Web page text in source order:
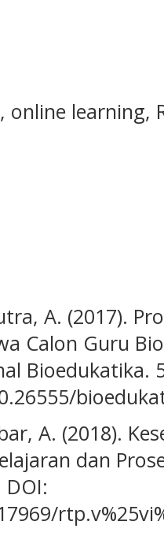
learning,
A. (2017).
Calon Guru
Bioedukatika.
A. (2018).
dan
DOI: